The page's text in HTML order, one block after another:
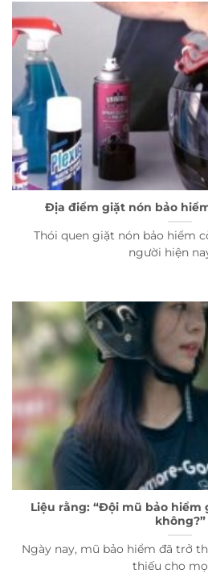
Địa điểm giặt nón bảo
Thói quen giặt nón bảo hiểm
người hiện
Liệu rằng: “Đội mũ bảo hiểm
không?”
Ngày nay, mũ bảo hiểm đã trở
thiếu cho